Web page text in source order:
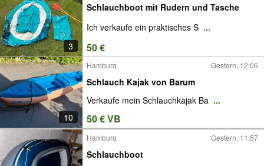
3
Schlauchboot mit Rudern und Tasche
Ich verkaufe ein praktisches S ...
50 €
10
Hamburg Gestern, 12:06
Schlauch Kajak von Barum
Verkaufe mein Schlauchkajak Ba ...
50 € VB
Hamburg Gestern, 11:57
Schlauchboot